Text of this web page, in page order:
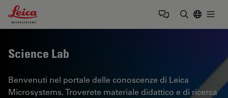
Leica Microsystems Logo
Science Lab
Benvenuti nel portale delle conoscenze di Leica
Microsystems. Troverete materiale didattico e di ricerca